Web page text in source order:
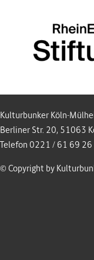
Kulturbunker Köln-
Berliner Str. 20, 51063
Telefon 0221 / 61 69 26
© Copyright by